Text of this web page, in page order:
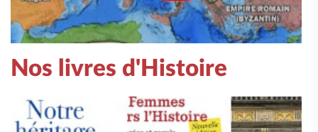
Nos livres d'Histoire